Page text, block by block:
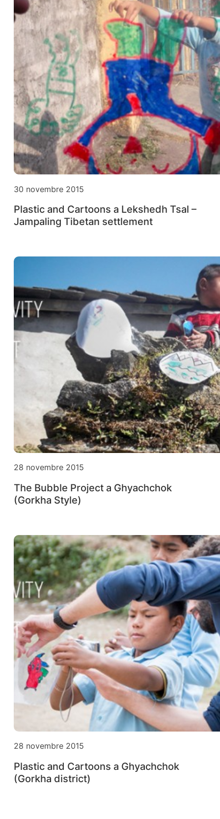
30 novembre 2015
Plastic and Cartoons a Lekshedh Tsal –
Jampaling ‪‎Tibetan‬ settlement
28 novembre 2015
The Bubble Project a Ghyachchok
(Gorkha Style)
28 novembre 2015
Plastic and Cartoons a Ghyachchok
(Gorkha district)